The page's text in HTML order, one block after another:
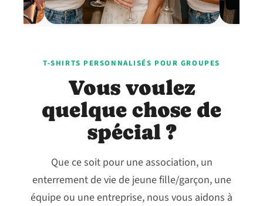
T-SHIRTS PERSONNALISÉS POUR GROUPES
Vous voulez
quelque chose de
spécial ?
Que ce soit pour une association, un
enterrement de vie de jeune fille/garçon, une
équipe ou une entreprise, nous vous aidons à